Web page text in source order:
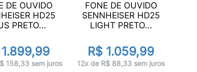
DE OUVIDO
HD25
PRETO...
158,33 sem juros
FONE DE OUVIDO
SENNHEISER HD25
LIGHT PRETO...
R$ 1.059,99
12x de R$ 88,33 sem juros